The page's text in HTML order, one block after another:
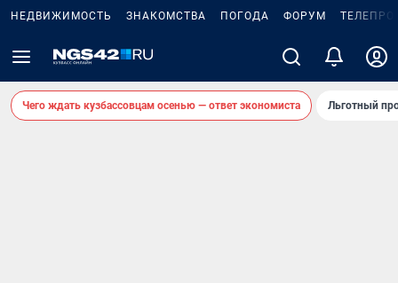
НЕДВИЖИМОСТЬ ЗНАКОМСТВА ПОГОДА ФОРУМ
Чего ждать кузбассовцам осенью — ответ экономиста Льготный